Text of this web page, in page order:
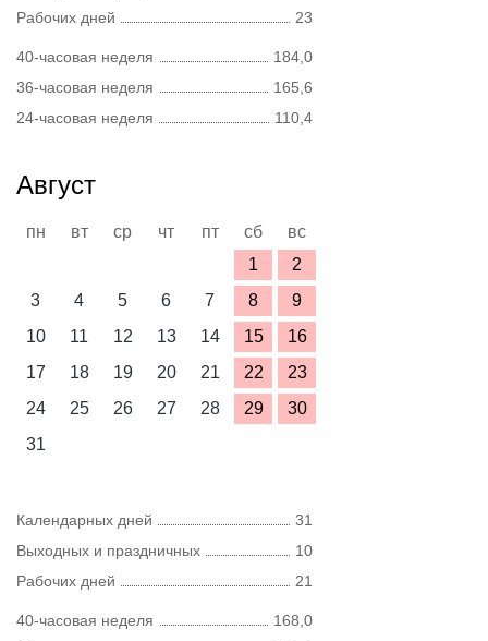
Рабочих дней
23
40-часовая неделя
184,0
36-часовая неделя
165,6
24-часовая неделя
110,4
Август
пн вт ср чт пт сб
вс
1
2
3
4 5 6 7 8
9
10
11 12 13 14 15
16
17
18 19 20 21 22
23
24
25 26 27 28 29
30
31
Календарных дней
31
Выходных и праздничных
10
Рабочих дней
21
40-часовая неделя
168,0